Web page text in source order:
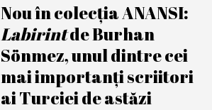
2
0
2
Nou în colecția ANANSI:
Labirintde Burhan
Sönmez, unul dintre cei
mai importanți scriitori
ai Turciei de astăzi